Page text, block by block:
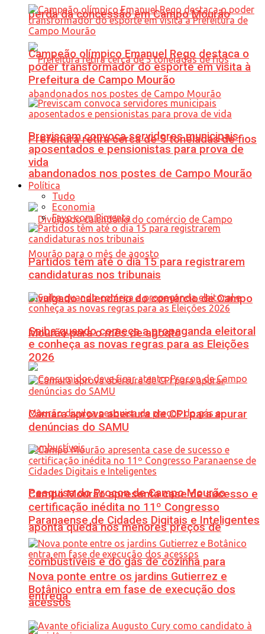
perda da concessão em Campo Mourão
Prefeitura retira cerca de 5 toneladas de fios
abandonados nos postes de Campo Mourão
Divulgado calendário do comércio de Campo
Mourão para o mês de agosto
Pesquisa do Procon de Campo Mourão
aponta queda nos menores preços de
combustíveis e do gás de cozinha para
entrega
Campeão olímpico Emanuel Rego destaca o
poder transformador do esporte em visita à
Prefeitura de Campo Mourão
Previscam convoca servidores municipais
aposentados e pensionistas para prova de
vida
Política
Tudo
Economia
Favo com Pimenta
Partidos têm até o dia 15 para registrarem
candidaturas nos tribunais
Saiba quando começa a propaganda eleitoral
e conheça as novas regras para as Eleições
2026
Câmara aprova abertura de CPI para apurar
denúncias do SAMU
Campo Mourão apresenta case de sucesso e
certificação inédita no 11º Congresso
Paranaense de Cidades Digitais e Inteligentes
Nova ponte entre os jardins Gutierrez e
Botânico entra em fase de execução dos
acessos